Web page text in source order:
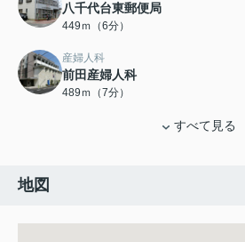
八千代台東郵便局
449ｍ（6分）
産婦人科
前田産婦人科
489ｍ（7分）
すべて見る
地図